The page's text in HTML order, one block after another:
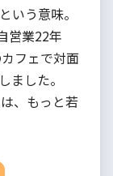
いう意味。
営業22年
フェで対面
ました。
、もっと若